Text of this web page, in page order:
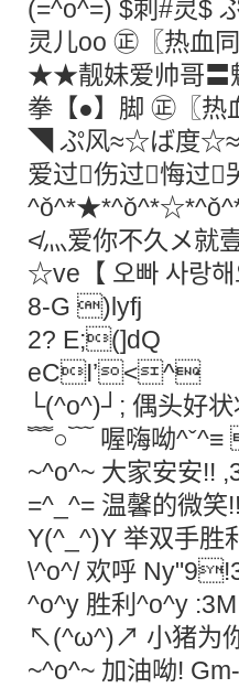
(=^o^=) $刺#灵$
灵儿oо ㊣〖热
★★靓妹爱帅哥〓
拳【●】脚 ㊣〖
◥ ぷ风≈☆ば度
爱过伤过悔过
≮灬爱你不久メ
☆ve【 오빠 사
8-G )lyfj
2? E;(]dQ
eCI’<^
└(^o^)┘; 偶头好
﹌○﹋ 喔嗨呦
~^o^~ 大家安安!!
=^_^= 温馨的微
Y(^_^)Y 举双手
\^o^/ 欢呼
^o^y 胜利^o^y
↖(^ω^)↗ 小猪为
~^o^~ 加油呦!